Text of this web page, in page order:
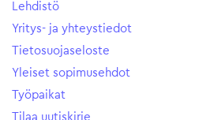
Lehdistö
Yritys- ja yhteystiedot
Tietosuojaseloste
Yleiset sopimusehdot
Työpaikat
Tilaa uutiskirje